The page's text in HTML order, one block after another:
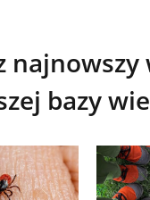
najnowszy
bazy